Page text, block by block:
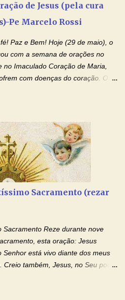
um vício, escravos de alguma
cheio de Misericórdia, na
de Jesus (pela cura
Pe Marcelo Rossi
Paz e Bem! Hoje (29 de maio), o
com a semana de orações no
Imaculado Coração de Maria,
com doenças do coração. O
no programa de rádio
formar uma forte corrente de
Não desista do milagre, da cura;
incessantemente até que o
Fique no Amor Ágape de Jesus e
Rossi por E-mail: Amados!! Nesta
pessoas que sofrem com as
MAR...
Sacramento (rezar
Reze durante nove
esta oração: Jesus
Senhor está vivo diante dos meus
Creio também, Jesus, no Seu poder